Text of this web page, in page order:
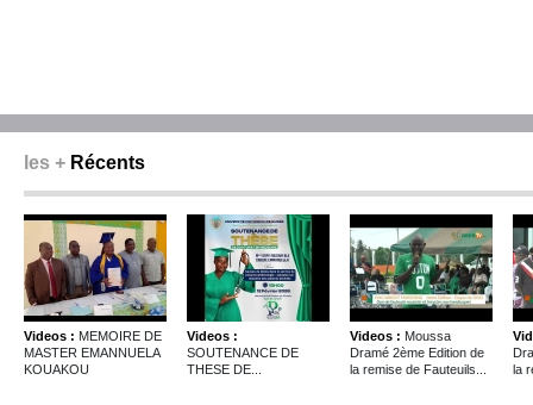
les + Récents
Videos : MEMOIRE DE
MASTER EMANNUELA
KOUAKOU
Videos :
SOUTENANCE DE
THESE DE...
Videos : Moussa
Dramé 2ème Edition de
la remise de Fauteuils...
la